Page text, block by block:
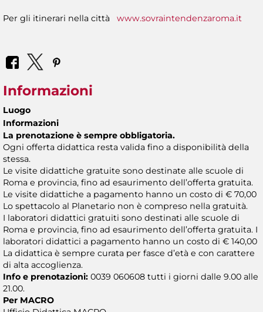
Per gli itinerari nella città www.sovraintendenzaroma.it
Informazioni
Luogo
Informazioni
La prenotazione è sempre obbligatoria.
Ogni offerta didattica resta valida fino a disponibilità della
stessa.
Le visite didattiche gratuite sono destinate alle scuole di
Roma e provincia, fino ad esaurimento dell’offerta gratuita.
Le visite didattiche a pagamento hanno un costo di € 70,00
Lo spettacolo al Planetario non è compreso nella gratuità.
I laboratori didattici gratuiti sono destinati alle scuole di
Roma e provincia, fino ad esaurimento dell’offerta gratuita. I
laboratori didattici a pagamento hanno un costo di € 140,00
La didattica è sempre curata per fasce d’età e con carattere
di alta accoglienza.
Info e prenotazioni: 0039 060608 tutti i giorni dalle 9.00 alle
21.00.
Per MACRO